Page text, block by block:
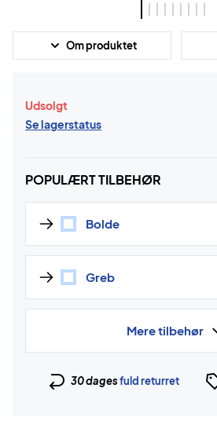
Om produktet
Udsolgt
Se lagerstatus
POPULÆRT TILBEHØR
Bolde
Greb
Mere tilbehør
30 dagesfuld returret